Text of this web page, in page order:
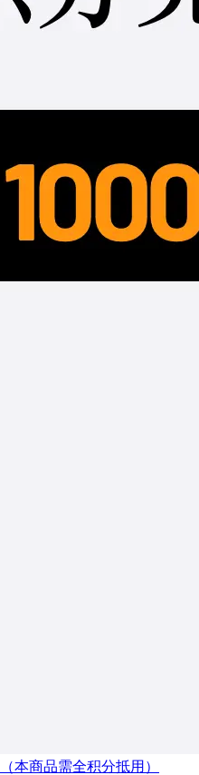
本商品需全积分抵用）